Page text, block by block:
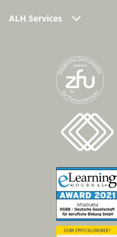
ALH Services